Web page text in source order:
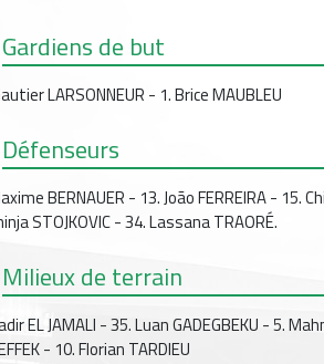
Gardiens de but
LARSONNEUR - 1. Brice MAUBLEU
Défenseurs
BERNAUER - 13. João FERREIRA - 15.
STOJKOVIC - 34. Lassana TRAORÉ.
Milieux de terrain
EL JAMALI - 35. Luan GADEGBEKU - 5.
- 10. Florian TARDIEU